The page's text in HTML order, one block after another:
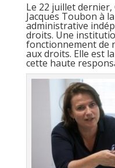
Le 22 juillet dernier,
Jacques Toubon à
administrative
droits. Une
fonctionnement de
aux droits. Elle est
cette haute